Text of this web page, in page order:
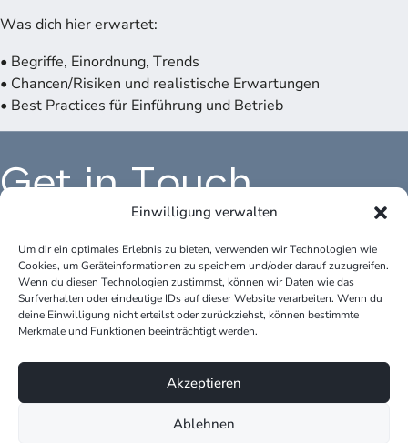
Einwilligung verwalten
Um dir ein optimales Erlebnis zu bieten, verwenden wir Technologien wie
Cookies, um Geräteinformationen zu speichern und/oder darauf zuzugreifen.
Wenn du diesen Technologien zustimmst, können wir Daten wie das
Surfverhalten oder eindeutige IDs auf dieser Website verarbeiten. Wenn du
deine Einwilligung nicht erteilst oder zurückziehst, können bestimmte
Merkmale und Funktionen beeinträchtigt werden.
Akzeptieren
Ablehnen
Was dich hier erwartet:
• Begriffe, Einordnung, Trends
• Chancen/Risiken und realistische Erwartungen
• Best Practices für Einführung und Betrieb
Get in Touch
Büro Deutschland:
peter.krause.net
Katharina-Fischer-Platz 1
85435 Erding
Telefon: +49 170 3148109
E-Mail: info@peter-krause.net
E-